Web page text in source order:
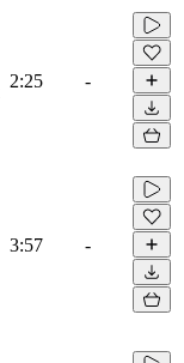
2:25 -
3:57 -